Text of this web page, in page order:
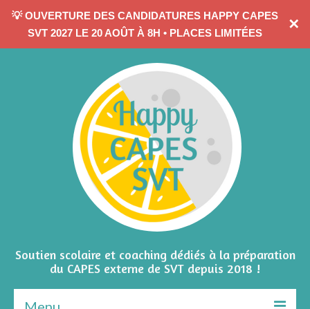
CONTACTEZ-MOI
Soutien scolaire et coaching dédiés à la préparation
du CAPES externe de SVT depuis 2018 !
💡 OUVERTURE DES CANDIDATURES HAPPY CAPES
SVT 2027 LE 20 AOÛT À 8H • PLACES LIMITÉES
✕